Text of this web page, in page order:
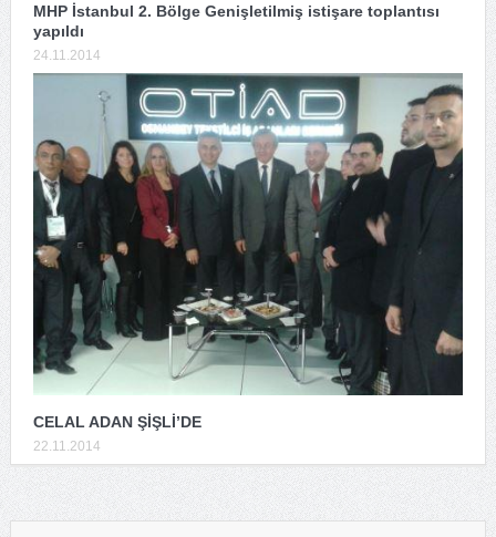
MHP İstanbul 2. Bölge Genişletilmiş istişare toplantısı
yapıldı
24.11.2014
CELAL ADAN ŞİŞLİ’DE
22.11.2014